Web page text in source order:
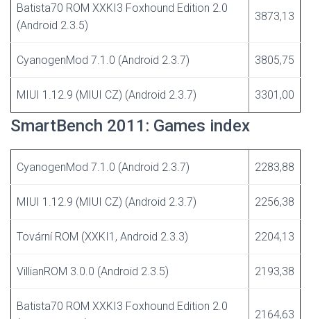
Batista70 ROM XXKI3 Foxhound Edition 2.0
(Android 2.3.5)
3873,13
CyanogenMod 7.1.0 (Android 2.3.7) 3805,75
MIUI 1.12.9 (MIUI CZ) (Android 2.3.7) 3301,00
SmartBench 2011: Games index
CyanogenMod 7.1.0 (Android 2.3.7) 2283,88
MIUI 1.12.9 (MIUI CZ) (Android 2.3.7) 2256,38
Tovární ROM (XXKI1, Android 2.3.3) 2204,13
VillianROM 3.0.0 (Android 2.3.5) 2193,38
Batista70 ROM XXKI3 Foxhound Edition 2.0
2164,63